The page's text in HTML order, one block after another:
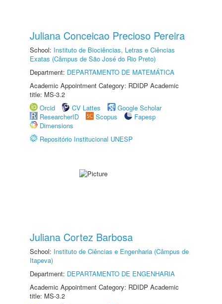
Juliana Conceicao Precioso Pereira
School: Instituto de Biociências, Letras e Ciências
Exatas (Câmpus de São José do Rio Preto)
Department: DEPARTAMENTO DE MATEMÁTICA
Academic Appointment Category: RDIDP Academic
title: MS-3.2
Orcid
CV Lattes
Google Scholar
ResearcherID
Scopus
Fapesp
Dimensions
Repositório Institucional UNESP
Juliana Cortez Barbosa
School: Instituto de Ciências e Engenharia (Câmpus de
Itapeva)
Department: DEPARTAMENTO DE ENGENHARIA
Academic Appointment Category: RDIDP Academic
title: MS-3.2